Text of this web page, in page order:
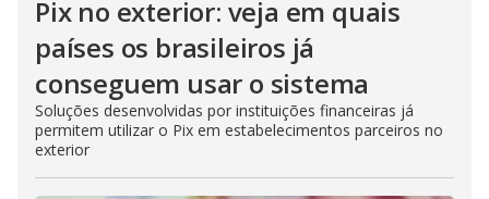
Pix no exterior: veja em quais
países os brasileiros já
conseguem usar o sistema
Soluções desenvolvidas por instituições financeiras já
permitem utilizar o Pix em estabelecimentos parceiros no
exterior